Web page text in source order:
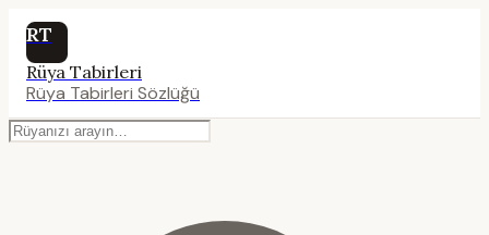
RT
Rüya Tabirleri
Rüya Tabirleri Sözlüğü